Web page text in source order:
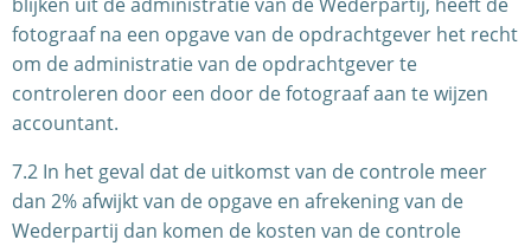
fotograaf na een opgave van de opdrachtgever het recht
om de administratie van de opdrachtgever te
controleren door een door de fotograaf aan te wijzen
accountant.
7.2 In het geval dat de uitkomst van de controle meer
dan 2% afwijkt van de opgave en afrekening van de
Wederpartij dan komen de kosten van de controle